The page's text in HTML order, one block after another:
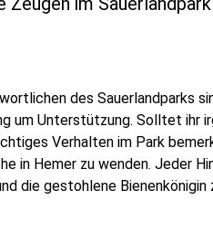
des Sauerlandparks
um Unterstützung. Solltet ihr
Verhalten im Park
in Hemer zu wenden. Jeder
die gestohlene Bienenkönigin